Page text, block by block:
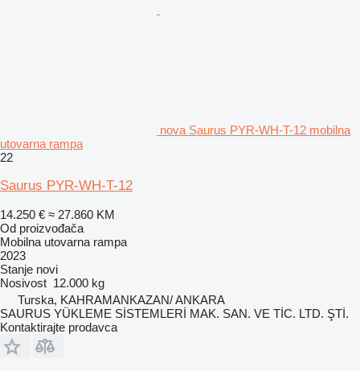
nova Saurus PYR-WH-T-12 mobilna
utovarna rampa
22
Saurus PYR-WH-T-12
14.250 € ≈ 27.860 KM
Od proizvođača
Mobilna utovarna rampa
2023
Stanje novi
Nosivost 12.000 kg
Turska, KAHRAMANKAZAN/ ANKARA
SAURUS YÜKLEME SİSTEMLERİ MAK. SAN. VE TİC. LTD. ŞTİ.
Kontaktirajte prodavca